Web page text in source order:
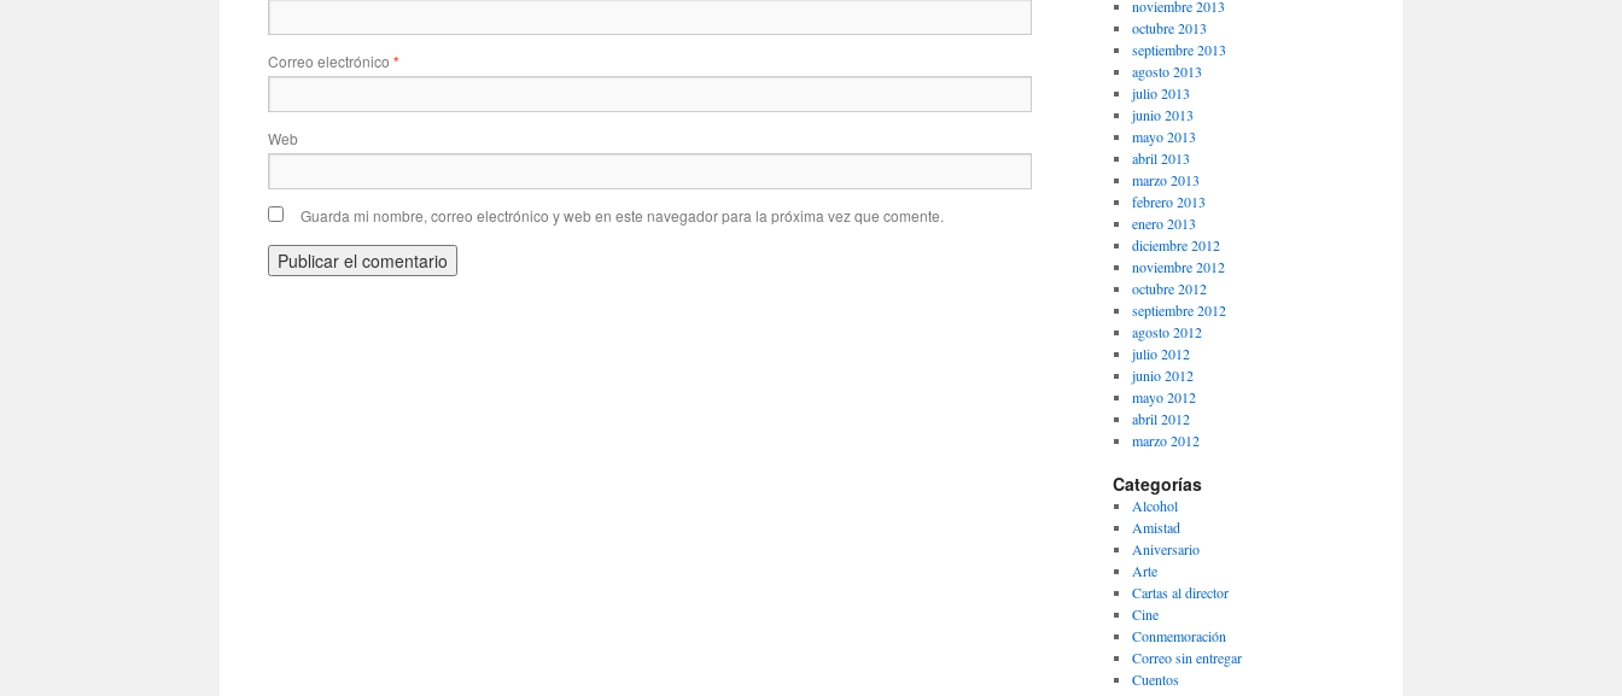
Correo electrónico *
Web
Guarda mi nombre, correo electrónico y web en este navegador para la próxima vez que comente.
noviembre 2013
octubre 2013
septiembre 2013
agosto 2013
julio 2013
junio 2013
mayo 2013
abril 2013
marzo 2013
febrero 2013
enero 2013
diciembre 2012
noviembre 2012
octubre 2012
septiembre 2012
agosto 2012
julio 2012
junio 2012
mayo 2012
abril 2012
marzo 2012
Categorías
Alcohol
Amistad
Aniversario
Arte
Cartas al director
Cine
Conmemoración
Correo sin entregar
Cuentos